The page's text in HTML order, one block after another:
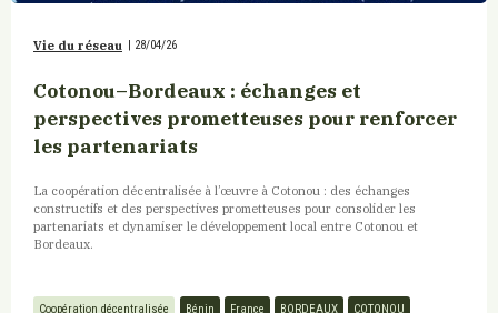
Vie du réseau 28/04/26
Cotonou–Bordeaux : échanges et
perspectives prometteuses pour renforcer
les partenariats
La coopération décentralisée à l’œuvre à Cotonou : des échanges
constructifs et des perspectives prometteuses pour consolider les
partenariats et dynamiser le développement local entre Cotonou et
Bordeaux.
Coopération décentralisée Bénin France BORDEAUX COTONOU